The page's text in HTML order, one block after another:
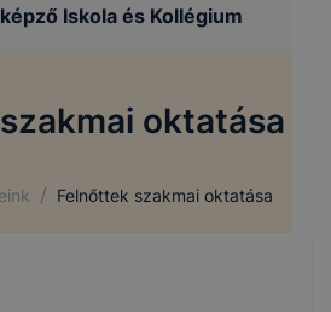
Iskola és Kollégium
oktatása
/ Felnőttek szakmai oktatása